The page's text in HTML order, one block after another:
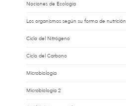
Nociones de Ecología
Los organismos según su forma de nutrición
Ciclo del Nitrógeno
Ciclo del Carbono
Microbiología
Microbiología 2